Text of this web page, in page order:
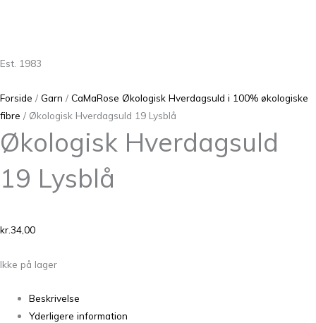
Est. 1983
Forside / Garn / CaMaRose Økologisk Hverdagsuld i 100% økologiske
fibre / Økologisk Hverdagsuld 19 Lysblå
Økologisk Hverdagsuld
19 Lysblå
kr.34,00
Ikke på lager
Beskrivelse
Yderligere information